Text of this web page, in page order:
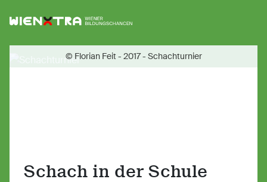
Logo Wiener Bildungschancen
Schach in der Schule
© Florian Feit - 2017 - Schachturnier